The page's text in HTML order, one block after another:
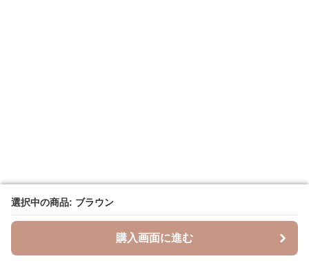
選択中の商品: ブラウン
購入画面に進む
選択中の商品: ブラウン
購入画面に進む